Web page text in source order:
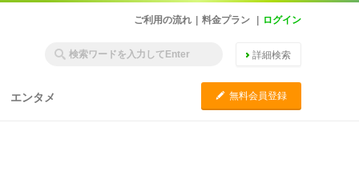
ご利用の流れ 料金プラン ログイン
詳細検索
エンタメ C 無料会員登録